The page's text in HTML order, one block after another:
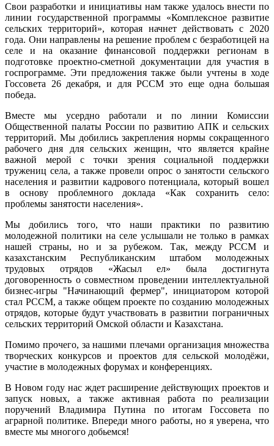
Свои разработки и инициативы нам также удалось внести по
линии государственной программы «Комплексное развитие
сельских территорий», которая начнет действовать с 2020
года. Они направлены на решение проблем с безработицей на
селе и на оказание финансовой поддержки регионам в
подготовке проектно-сметной документации для участия в
госпрограмме. Эти предложения также были учтены в ходе
Госсовета 26 декабря, и для РССМ это еще одна большая
победа.
Вместе мы усердно работали и по линии Комиссии
Общественной палаты России по развитию АПК и сельских
территорий. Мы добились закрепления нормы сокращенного
рабочего дня для сельских женщин, что является крайне
важной мерой с точки зрения социальной поддержки
тружениц села, а также провели опрос о занятости сельского
населения и развитии кадрового потенциала, который вошел
в основу проблемного доклада «Как сохранить село:
проблемы занятости населения».
Мы добились того, что наши практики по развитию
молодежной политики на селе услышали не только в рамках
нашей страны, но и за рубежом. Так, между РССМ и
казахстанским Республиканским штабом молодежных
трудовых отрядов «Жасыл ел» была достигнута
договоренность о совместном проведении интеллектуальной
бизнес-игры "Начинающий фермер", инициатором которой
стал РССМ, а также общем проекте по созданию молодежных
отрядов, которые будут участвовать в развитии пограничных
сельских территорий Омской области и Казахстана.
Помимо прочего, за нашими плечами организация множества
творческих конкурсов и проектов для сельской молодёжи,
участие в молодежных форумах и конференциях.
В Новом году нас ждет расширение действующих проектов и
запуск новых, а также активная работа по реализации
поручений Владимира Путина по итогам Госсовета по
аграрной политике. Впереди много работы, но я уверена, что
вместе мы многого добьемся!